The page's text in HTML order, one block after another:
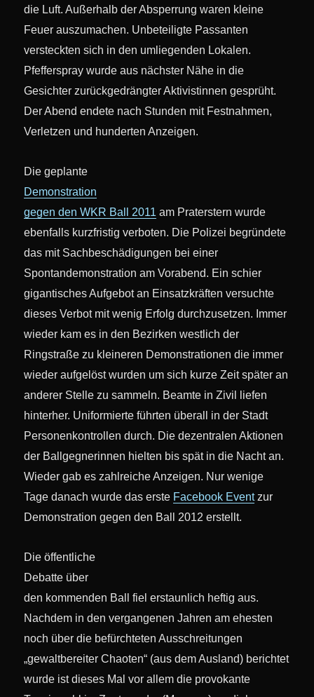
die Luft. Außerhalb der Absperrung waren kleine
Feuer auszumachen. Unbeteiligte Passanten
versteckten sich in den umliegenden Lokalen.
Pfefferspray wurde aus nächster Nähe in die
Gesichter zurückgedrängter Aktivistinnen gesprüht.
Der Abend endete nach Stunden mit Festnahmen,
Verletzen und hunderten Anzeigen.
Die geplante
Demonstration
gegen den WKR Ball 2011 am Praterstern wurde
ebenfalls kurzfristig verboten. Die Polizei begründete
das mit Sachbeschädigungen bei einer
Spontandemonstration am Vorabend. Ein schier
gigantisches Aufgebot an Einsatzkräften versuchte
dieses Verbot mit wenig Erfolg durchzusetzen. Immer
wieder kam es in den Bezirken westlich der
Ringstraße zu kleineren Demonstrationen die immer
wieder aufgelöst wurden um sich kurze Zeit später an
anderer Stelle zu sammeln. Beamte in Zivil liefen
hinterher. Uniformierte führten überall in der Stadt
Personenkontrollen durch. Die dezentralen Aktionen
der Ballgegnerinnen hielten bis spät in die Nacht an.
Wieder gab es zahlreiche Anzeigen. Nur wenige
Tage danach wurde das erste Facebook Eventzur
Demonstration gegen den Ball 2012 erstellt.
Die öffentliche
Debatte über
den kommenden Ball fiel erstaunlich heftig aus.
Nachdem in den vergangenen Jahren am ehesten
noch über die befürchteten Ausschreitungen
„gewaltbereiter Chaoten“ (aus dem Ausland) berichtet
wurde ist dieses Mal vor allem die provokante